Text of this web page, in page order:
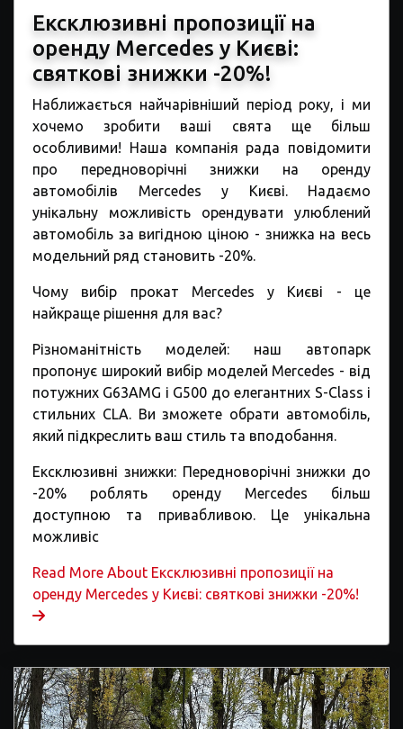
Ексклюзивні пропозиції на
оренду Mercedes у Києві:
святкові знижки -20%!
Наближається найчарівніший період року, і ми
хочемо зробити ваші свята ще більш
особливими! Наша компанія рада повідомити
про передноворічні знижки на оренду
автомобілів Mercedes у Києві. Надаємо
унікальну можливість орендувати улюблений
автомобіль за вигідною ціною - знижка на весь
модельний ряд становить -20%.
Чому вибір прокат Mercedes у Києві - це
найкраще рішення для вас?
Різноманітність моделей: наш автопарк
пропонує широкий вибір моделей Mercedes - від
потужних G63AMG і G500 до елегантних S-Class і
стильних CLA. Ви зможете обрати автомобіль,
який підкреслить ваш стиль та вподобання.
Ексклюзивні знижки: Передноворічні знижки до
-20% роблять оренду Mercedes більш
доступною та привабливою. Це унікальна
можливіс
Read More About Ексклюзивні пропозиції на
оренду Mercedes у Києві: святкові знижки -20%!